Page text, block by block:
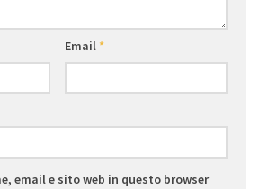
Email*
email e sito web in questo browser